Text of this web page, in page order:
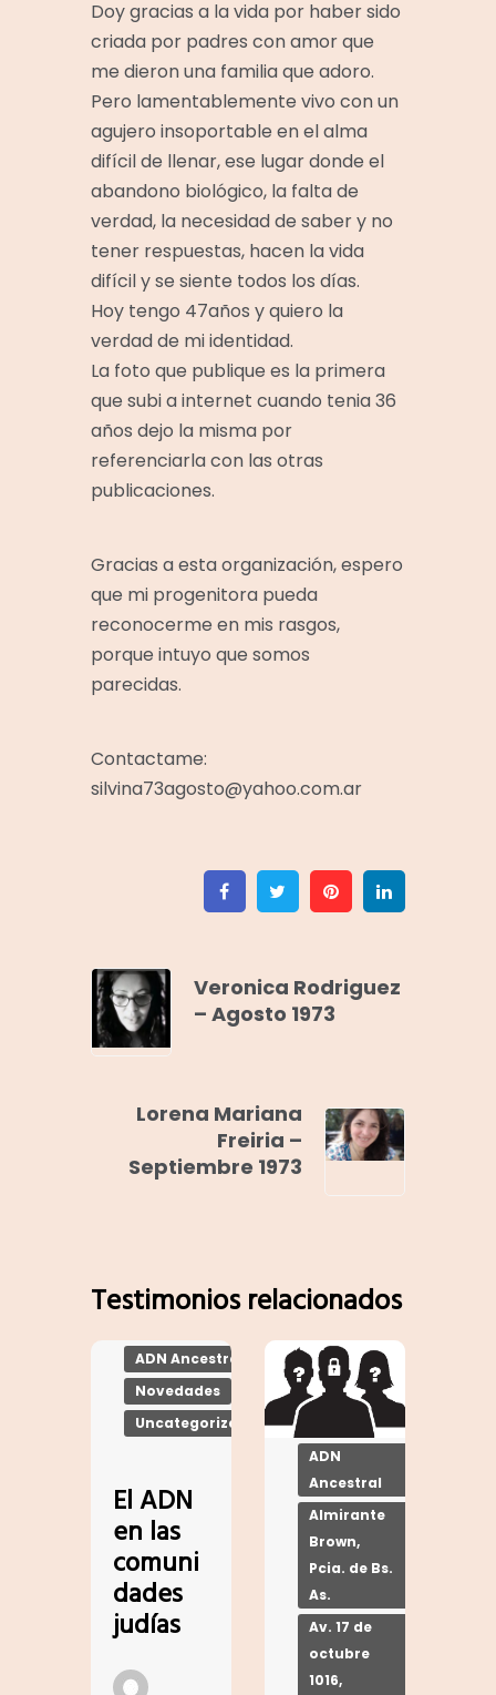
Doy gracias a la vida por haber sido
criada por padres con amor que
me dieron una familia que adoro.
Pero lamentablemente vivo con un
agujero insoportable en el alma
difícil de llenar, ese lugar donde el
abandono biológico, la falta de
verdad, la necesidad de saber y no
tener respuestas, hacen la vida
difícil y se siente todos los días.
Hoy tengo 47años y quiero la
verdad de mi identidad.
La foto que publique es la primera
que subi a internet cuando tenia 36
años dejo la misma por
referenciarla con las otras
publicaciones.
Gracias a esta organización, espero
que mi progenitora pueda
reconocerme en mis rasgos,
porque intuyo que somos
parecidas.
Contactame:
silvina73agosto@yahoo.com.ar
FacebookTwitter Pinterest
Veronica Rodriguez
– Agosto 1973
Lorena Mariana
Freiria –
Septiembre 1973
Testimonios relacionados
ADN Ancestral
Novedades
Uncategorized
El ADN
en las
comuni
dades
judías
ADN
Ancestral
Almirante
Brown,
Pcia. de Bs.
As.
Av. 17 de
octubre
1016,